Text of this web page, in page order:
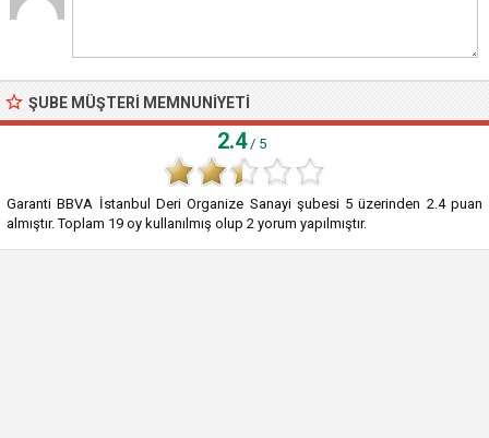
ŞUBE MÜŞTERI MEMNUNIYETI
2.4/ 5
Garanti BBVA İstanbul Deri Organize Sanayi şubesi 5 üzerinden 2.4puan
almıştır. Toplam 19 oy kullanılmış olup 2 yorum yapılmıştır.